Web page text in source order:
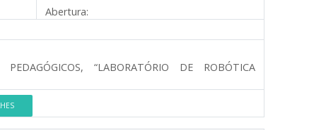
Abertura:
“LABORATÓRIO DE ROBÓTICA